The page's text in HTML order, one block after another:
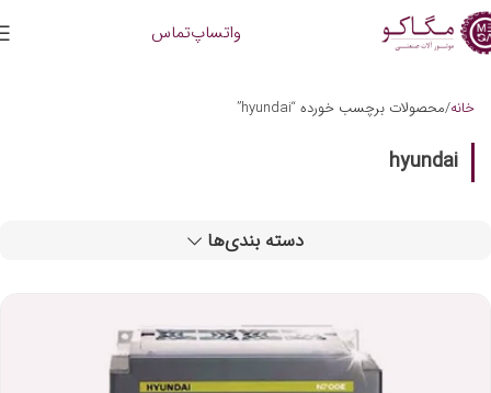
واتساپتماس
hyundai
خانه محصولات برچسب خورده “hyundai”
دسته بندی‌ها